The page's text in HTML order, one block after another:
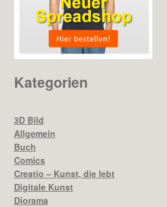
Kategorien
3D Bild
Allgemein
Buch
Comics
Creatio – Kunst, die lebt
Digitale Kunst
Diorama